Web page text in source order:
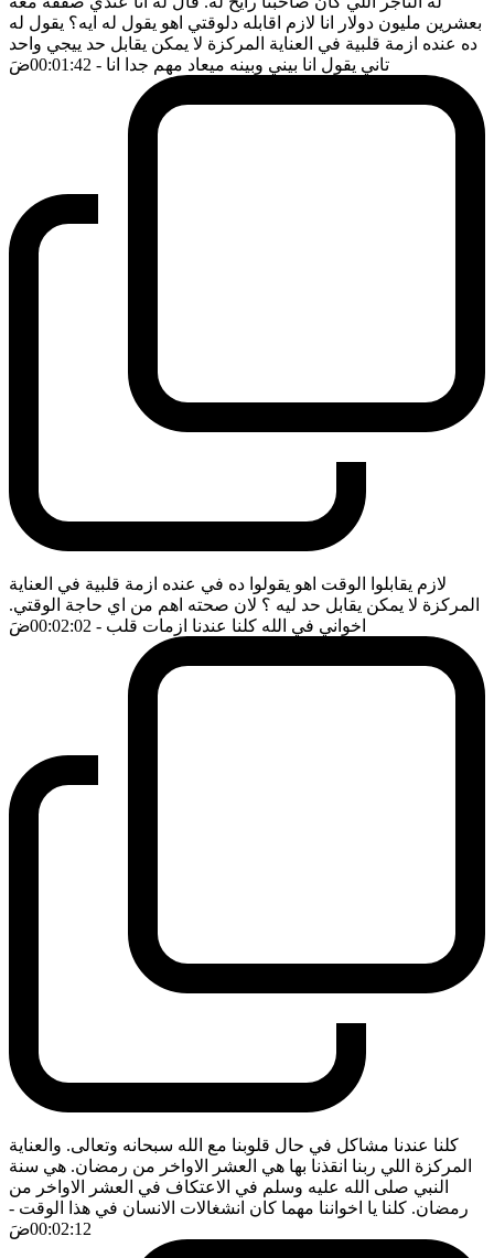
بعشرين مليون دولار انا لازم اقابله دلوقتي اهو يقول له ايه؟ يقول له
ده عنده ازمة قلبية في العناية المركزة لا يمكن يقابل حد ييجي واحد
تاني يقول انا بيني وبينه ميعاد مهم جدا انا - 00:01:42 ضَ
لازم يقابلوا الوقت اهو يقولوا ده في عنده ازمة قلبية في العناية
المركزة لا يمكن يقابل حد ليه ؟ لان صحته اهم من اي حاجة الوقتي.
اخواني في الله كلنا عندنا ازمات قلب - 00:02:02 ضَ
كلنا عندنا مشاكل في حال قلوبنا مع الله سبحانه وتعالى. والعناية
المركزة اللي ربنا انقذنا بها هي العشر الاواخر من رمضان. هي سنة
النبي صلى الله عليه وسلم في الاعتكاف في العشر الاواخر من
رمضان. كلنا يا اخواننا مهما كان انشغالات الانسان في هذا الوقت -
00:02:12ضَ